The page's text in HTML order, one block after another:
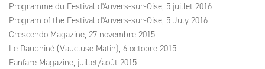
Programme du Festival d'Auvers-sur-Oise, 5 juillet 2016
Program of the Festival d'Auvers-sur-Oise, 5 July 2016
Crescendo Magazine, 27 novembre 2015
Le Dauphiné (Vaucluse Matin), 6 octobre 2015
Fanfare Magazine, juillet/août 2015